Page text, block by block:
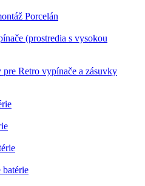
Porcelán
(prostredia s vysokou
Retro vypínače a zásuvky